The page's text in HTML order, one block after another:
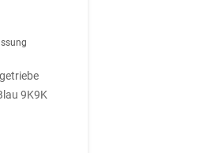
9K9K